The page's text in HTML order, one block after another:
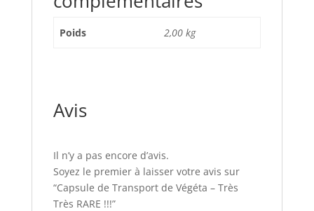
Poids 2,00 kg
Avis
Il n’y a pas encore d’avis.
Soyez le premier à laisser votre avis sur
“Capsule de Transport de Végéta – Très
Très RARE !!!”